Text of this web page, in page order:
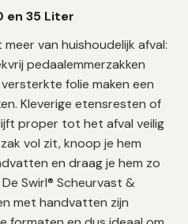
en 35 Liter
van huishoudelijk afval:
pedaalemmerzakken
folie maken een
Kleverige etensresten of
proper tot het afval veilig
vol zit, knoop je hem
en draag je hem zo
Swirl® Scheurvast &
met handvatten zijn